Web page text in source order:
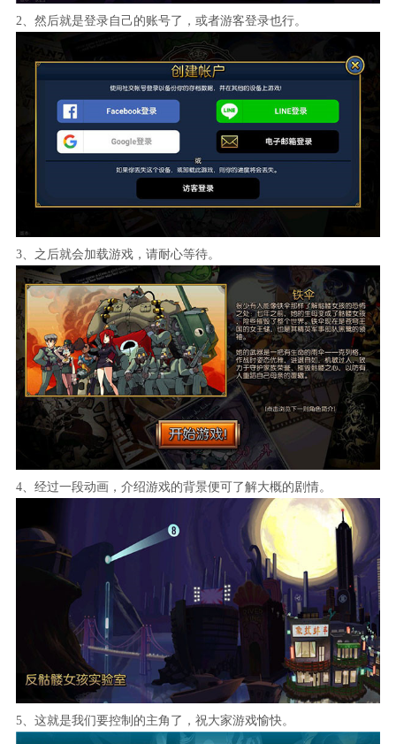
2、然后就是登录自己的账号了，或者游客登录也行。
3、之后就会加载游戏，请耐心等待。
4、经过一段动画，介绍游戏的背景便可了解大概的剧情。
5、这就是我们要控制的主角了，祝大家游戏愉快。